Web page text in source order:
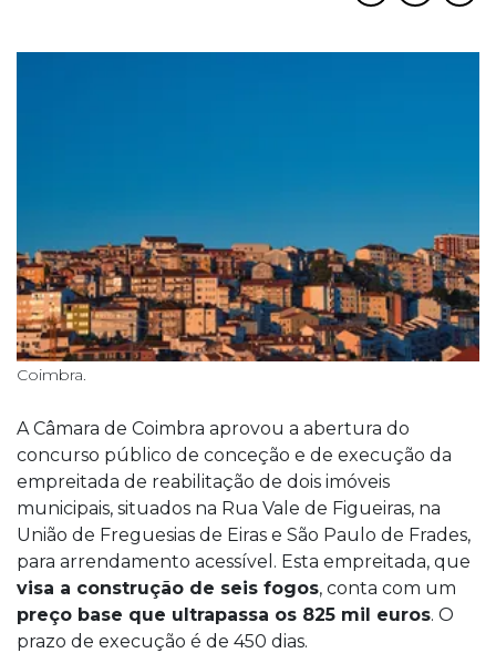
Coimbra.
A Câmara de Coimbra aprovou a abertura do
concurso público de conceção e de execução da
empreitada de reabilitação de dois imóveis
municipais, situados na Rua Vale de Figueiras, na
União de Freguesias de Eiras e São Paulo de Frades,
para arrendamento acessível. Esta empreitada, que
visa a construção de seis fogos, conta com um
preço base que ultrapassa os 825 mil euros. O
prazo de execução é de 450 dias.